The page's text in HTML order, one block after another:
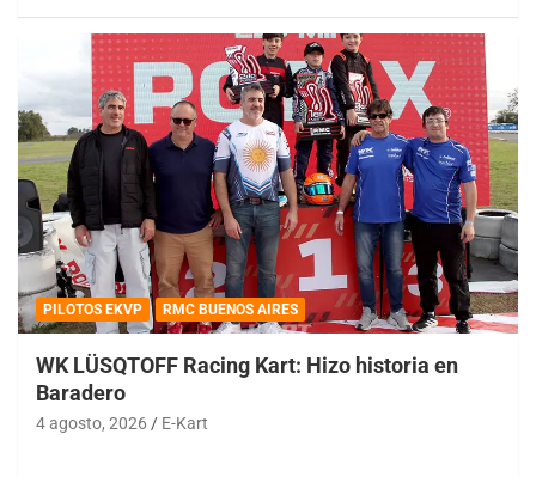
PILOTOS EKVP RMC BUENOS AIRES
WK LÜSQTOFF Racing Kart: Hizo historia en
Baradero
4 agosto, 2026 E-Kart